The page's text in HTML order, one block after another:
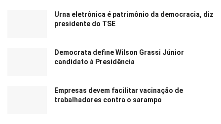
Urna eletrônica é patrimônio da democracia, diz
presidente do TSE
Democrata define Wilson Grassi Júnior
candidato à Presidência
Empresas devem facilitar vacinação de
trabalhadores contra o sarampo